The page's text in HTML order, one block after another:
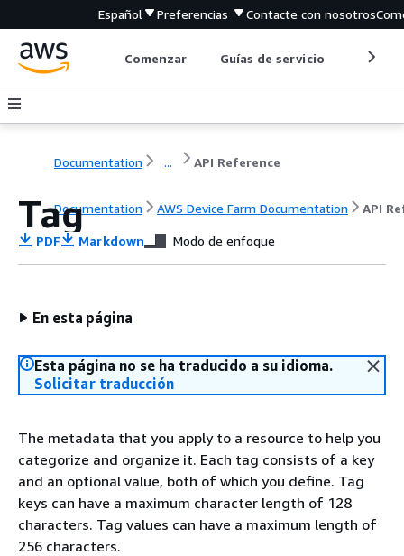
Español Preferencias Contacte con nosotros
Comenzar Guías de servicio
Documentation ... API Reference
Documentation AWS Device Farm Documentation API
Tag
PDF Markdown Modo de enfoque
En esta página
Esta página no se ha traducido a su idioma.
Solicitar traducción
The metadata that you apply to a resource to help you
categorize and organize it. Each tag consists of a key
and an optional value, both of which you define. Tag
keys can have a maximum character length of 128
characters. Tag values can have a maximum length of
256 characters.